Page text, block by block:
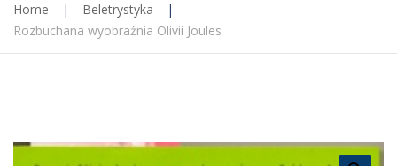
Home | Beletrystyka
|
Rozbuchana wyobraźnia Olivii Joules